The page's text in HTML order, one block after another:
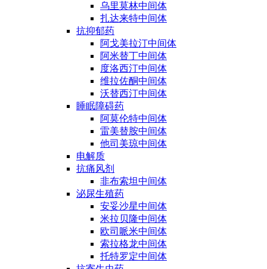
乌里莫林中间体
扎达来特中间体
抗抑郁药
阿戈美拉汀中间体
阿米替丁中间体
度洛西汀中间体
维拉佐酮中间体
沃替西汀中间体
睡眠障碍药
阿莫伦特中间体
雷美替胺中间体
他司美琼中间体
电解质
抗痛风剂
非布索坦中间体
泌尿生殖药
安妥沙星中间体
米拉贝隆中间体
欧司哌米中间体
索拉格龙中间体
托特罗定中间体